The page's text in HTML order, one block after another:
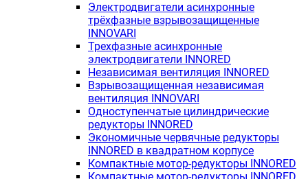
Электродвигатели асинхронные
трёхфазные взрывозащищенные
INNOVARI
Трехфазные асинхронные
электродвигатели INNORED
Независимая вентиляция INNORED
Взрывозащищенная независимая
вентиляция INNOVARI
Одноступенчатые цилиндрические
редукторы INNORED
Экономичные червячные редукторы
INNORED в квадратном корпусе
Компактные мотор-редукторы INNORED